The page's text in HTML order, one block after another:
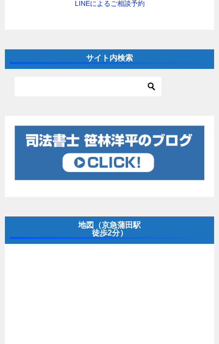
LINEによるご相談予約
サイト内検索
地図（京急蒲田駅
徒歩2分）